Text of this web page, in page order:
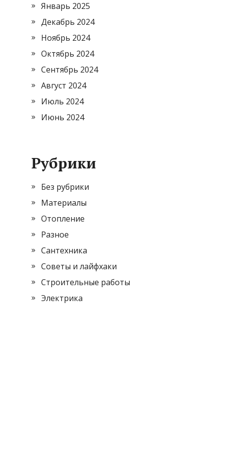
Январь 2025
Декабрь 2024
Ноябрь 2024
Октябрь 2024
Сентябрь 2024
Август 2024
Июль 2024
Июнь 2024
Рубрики
Без рубрики
Материалы
Отопление
Разное
Сантехника
Советы и лайфхаки
Строительные работы
Электрика